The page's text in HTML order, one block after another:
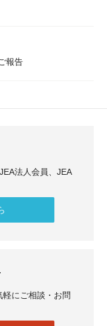
報告
法人会員、JEA
にご相談・お問